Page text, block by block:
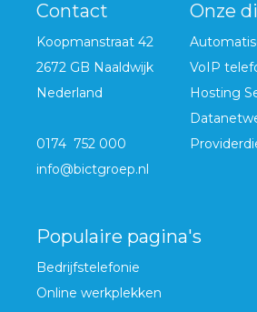
Contact
Koopmanstraat 42
2672 GB Naaldwijk
Nederland
0174 752 000
info@bictgroep.nl
Onze
VoIP
Hosting
Populaire pagina's
Bedrijfstelefonie
Online werkplekken